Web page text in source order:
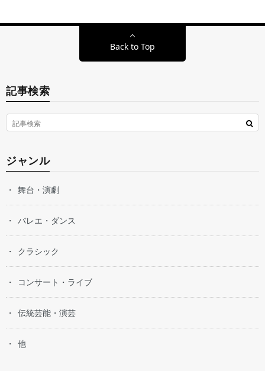
Back to Top
記事検索
ジャンル
舞台・演劇
バレエ・ダンス
クラシック
コンサート・ライブ
伝統芸能・演芸
他